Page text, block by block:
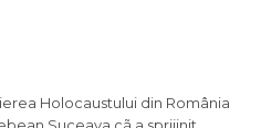
Holocaustului din România